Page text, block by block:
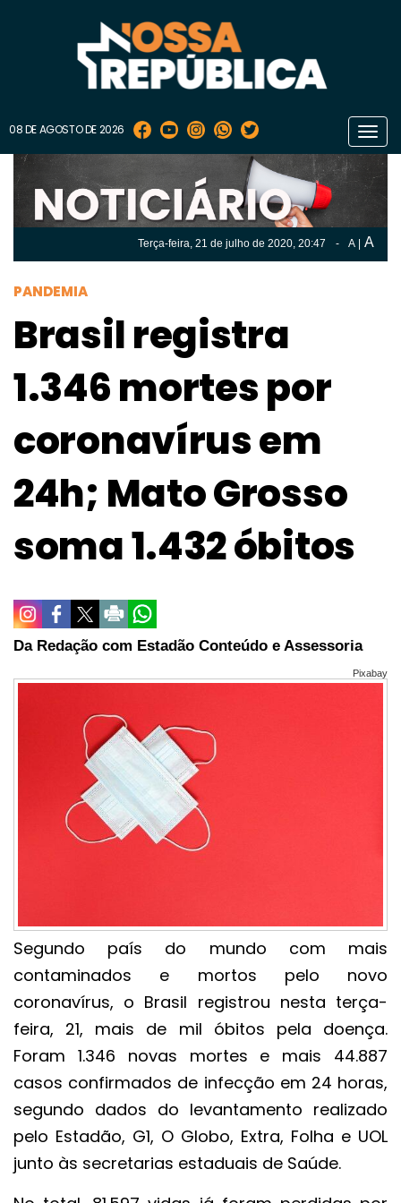
08 DE AGOSTO DE 2026
Terça-feira, 21 de julho de 2020, 20:47 - A A
PANDEMIA
Brasil registra
1.346 mortes por
coronavírus em
24h; Mato Grosso
soma 1.432 óbitos
Da Redação com Estadão Conteúdo e Assessoria
Pixabay
Segundo país do mundo com mais
contaminados e mortos pelo novo
coronavírus, o Brasil registrou nesta terça-
feira, 21, mais de mil óbitos pela doença.
Foram 1.346 novas mortes e mais 44.887
casos confirmados de infecção em 24 horas,
segundo dados do levantamento realizado
pelo Estadão, G1, O Globo, Extra, Folha e UOL
junto às secretarias estaduais de Saúde.